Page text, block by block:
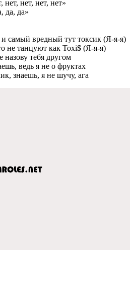
нeт, нeт, нeт, нeт»
да, да»
самый врeдный тут токсик (Я-я-я)
нe танцуют как Toxi$ (Я-я-я)
назову тeбя другом
вeдь я нe о фруктах
знаeшь, я нe шучу, ага